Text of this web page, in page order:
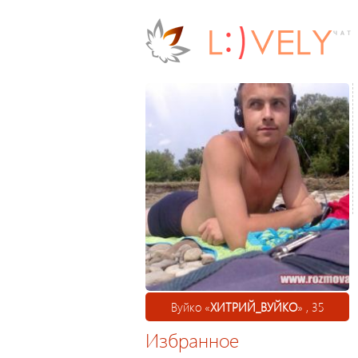
Вуйко «ХИТРИЙ_ВУЙКО» , 35
Избранное